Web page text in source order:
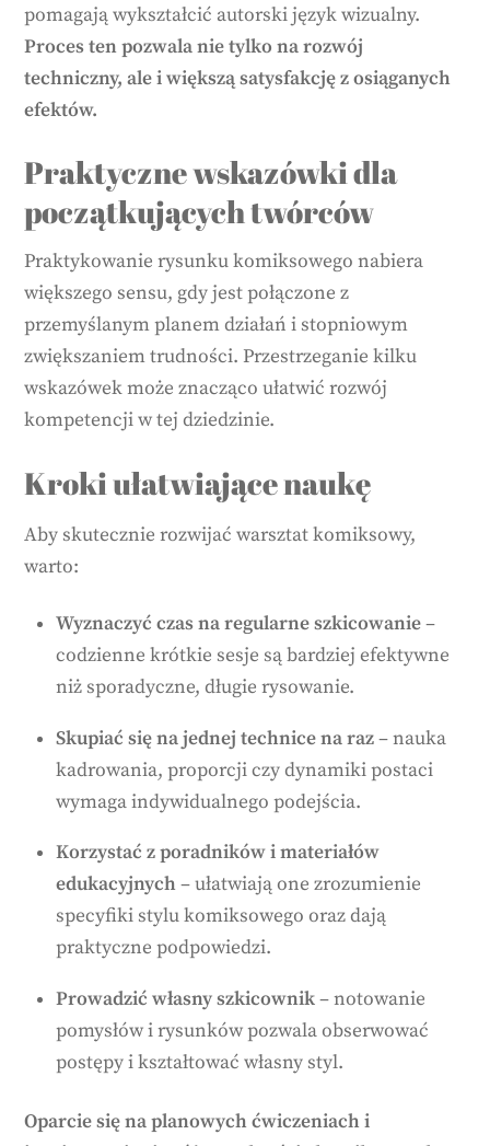
pomagają wykształcić autorski język wizualny.
Proces ten pozwala nie tylko na rozwój
techniczny, ale i większą satysfakcję z osiąganych
efektów.
Praktyczne wskazówki dla
początkujących twórców
Praktykowanie rysunku komiksowego nabiera
większego sensu, gdy jest połączone z
przemyślanym planem działań i stopniowym
zwiększaniem trudności. Przestrzeganie kilku
wskazówek może znacząco ułatwić rozwój
kompetencji w tej dziedzinie.
Kroki ułatwiające naukę
Aby skutecznie rozwijać warsztat komiksowy,
warto:
Wyznaczyć czas na regularne szkicowanie–
codzienne krótkie sesje są bardziej efektywne
niż sporadyczne, długie rysowanie.
Skupiać się na jednej technice na raz– nauka
kadrowania, proporcji czy dynamiki postaci
wymaga indywidualnego podejścia.
Korzystać z poradników i materiałów
edukacyjnych– ułatwiają one zrozumienie
specyfiki stylu komiksowego oraz dają
praktyczne podpowiedzi.
Prowadzić własny szkicownik– notowanie
pomysłów i rysunków pozwala obserwować
postępy i kształtować własny styl.
Oparcie się na planowych ćwiczeniach i